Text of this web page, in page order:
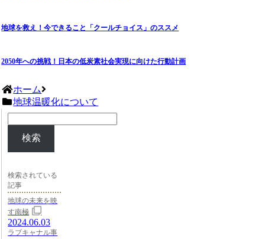
地球を救え！今できること「クールチョイス」のススメ
2050年への挑戦！日本の低炭素社会実現に向けた行動計画
ホーム
地球温暖化について
検索
検索されている
記事
地球の未来を映
す南極
2024.06.03
ラブキャナル事